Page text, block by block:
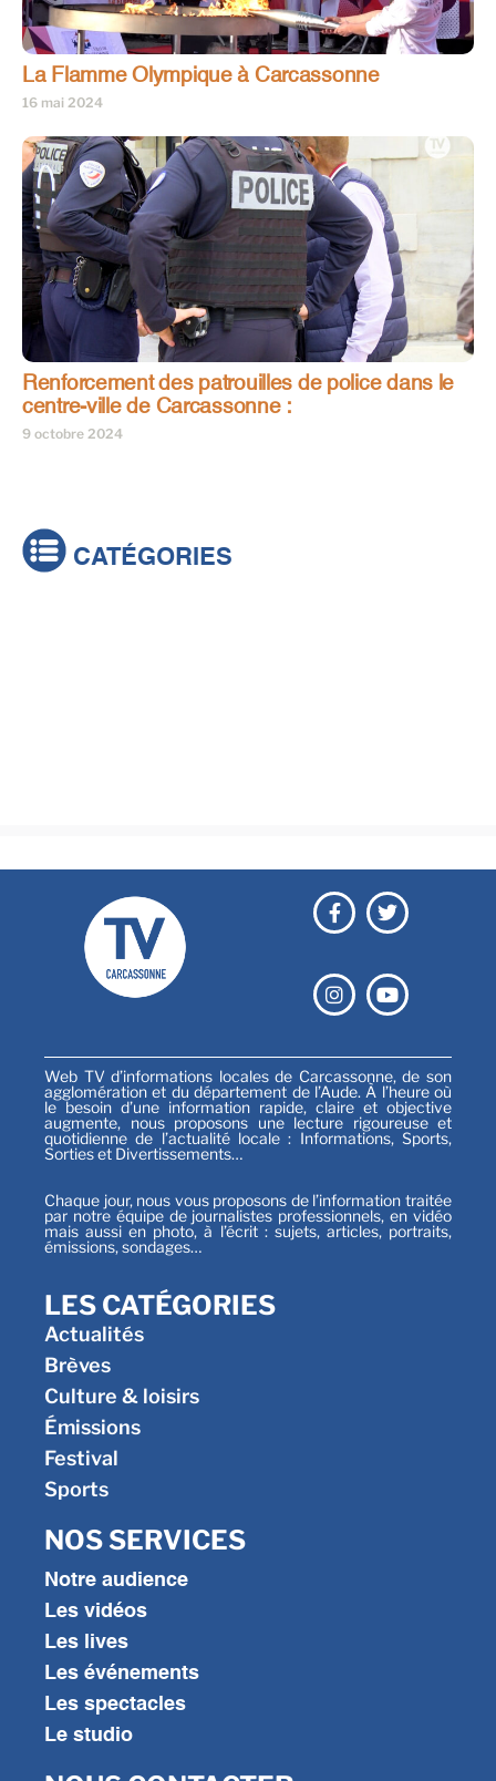
La Flamme Olympique à Carcassonne
16 mai 2024
Renforcement des patrouilles de police dans le
centre-ville de Carcassonne :
9 octobre 2024
CATÉGORIES
Web TV d’informations locales de Carcassonne, de son
agglomération et du département de l’Aude. À l’heure où
le besoin d’une information rapide, claire et objective
augmente, nous proposons une lecture rigoureuse et
quotidienne de l’actualité locale : Informations, Sports,
Sorties et Divertissements…
Chaque jour, nous vous proposons de l’information traitée
par notre équipe de journalistes professionnels, en vidéo
mais aussi en photo, à l’écrit : sujets, articles, portraits,
émissions, sondages…
LES CATÉGORIES
Actualités
Brèves
Culture & loisirs
Émissions
Festival
Sports
NOS SERVICES
Notre audience
Les vidéos
Les lives
Les événements
Les spectacles
Le studio